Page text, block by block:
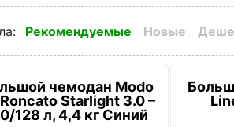
: Рекомендуемые Новые
чемодан Modo
Starlight 3.0 –
128 л, 4,4 кг Синий